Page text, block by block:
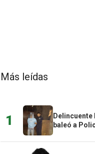
Más leídas
1
baleó a